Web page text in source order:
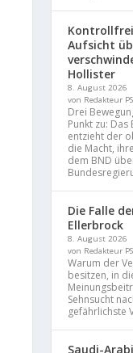
Aufsicht
Hollister
8. August 2026
von Redakteur PS
Drei
Punkt zu:
entzieht der
die Macht,
dem BND
Die Falle
Ellerbrock
8. August 2026
von Redakteur PS
Warum der
besitzen, in
Sehnsucht
gefährlichste
Saudi-